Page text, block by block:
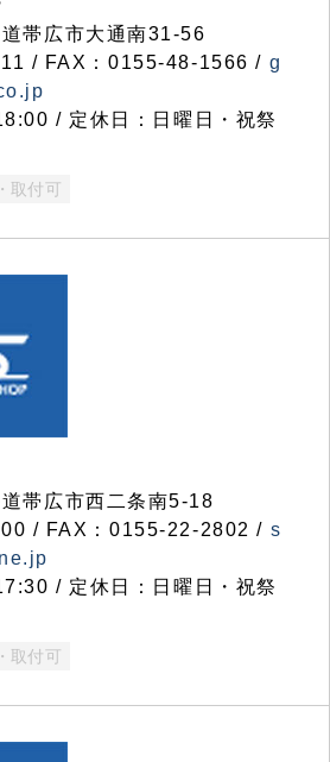
帯広市大通南31-56
/ FAX：0155-48-1566 / g
/ 定休日：日曜日・祝祭
取付可
帯広市西二条南5-18
/ FAX：0155-22-2802 / s
/ 定休日：日曜日・祝祭
取付可